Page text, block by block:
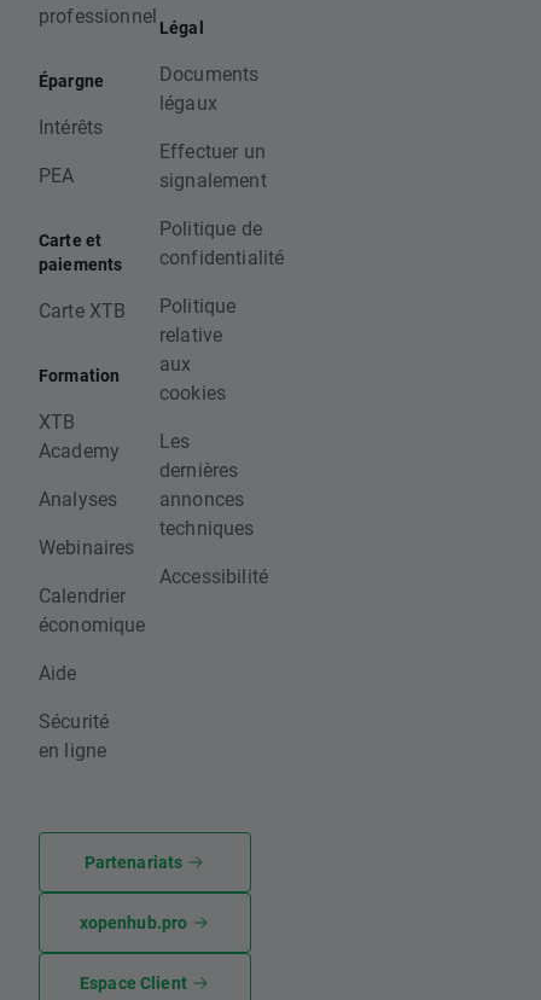
professionnel
Épargne
Intérêts
PEA
Carte et
paiements
Carte XTB
Formation
XTB
Academy
Analyses
Webinaires
Calendrier
économique
Aide
Sécurité
en ligne
Légal
Documents
légaux
Effectuer un
signalement
Politique de
confidentialité
Politique
relative
aux
cookies
Les
dernières
annonces
techniques
Accessibilité
Partenariats
xopenhub.pro
Espace Client